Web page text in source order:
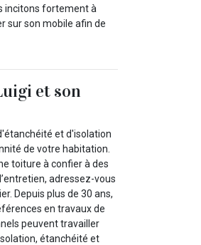
incitons fortement à
sur son mobile afin de
et son
et d'isolation
de votre habitation.
toiture à confier à des
adressez-vous
Depuis plus de 30 ans,
en travaux de
peuvent travailler
étanchéité et